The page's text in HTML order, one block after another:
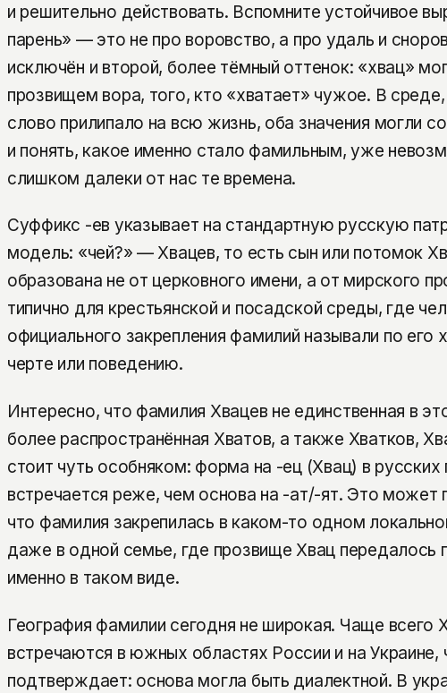
и решительно действовать. Вспомните устойчивое
парень» — это не про воровство, а про удаль и
исключён и второй, более тёмный оттенок: «хвац»
прозвищем вора, того, кто «хватает» чужое. В
слово прилипало на всю жизнь, оба значения могли
и понять, какое именно стало фамильным, уже
слишком далеки от нас те времена.
Суффикс -ев указывает на стандартную русскую
модель: «чей?» — Хвацев, то есть сын или потомок
образована не от церковного имени, а от мирского
типично для крестьянской и посадской среды, где
официального закрепления фамилий называли по его
черте или поведению.
Интересно, что фамилия Хвацев не единственная в
более распространённая Хватов, а также Хватков,
стоит чуть особняком: форма на -ец (Хвац) в русских
встречается реже, чем основа на -ат/-ят. Это может
что фамилия закрепилась в каком-то одном
даже в одной семье, где прозвище Хвац передалось
именно в таком виде.
География фамилии сегодня не широкая. Чаще всего
встречаются в южных областях России и на Украине,
подтверждает: основа могла быть диалектной. В